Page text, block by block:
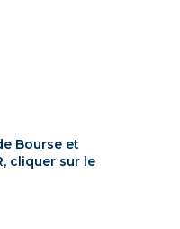
Bourse et
cliquer sur le